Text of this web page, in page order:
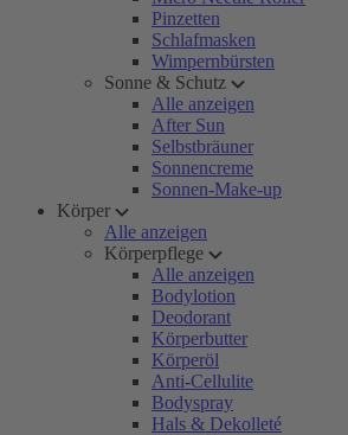
Pinzetten
Schlafmasken
Wimpernbürsten
Sonne & Schutz
Alle anzeigen
After Sun
Selbstbräuner
Sonnencreme
Sonnen-Make-up
Körper
Alle anzeigen
Körperpflege
Alle anzeigen
Bodylotion
Deodorant
Körperbutter
Körperöl
Anti-Cellulite
Bodyspray
Hals & Dekolleté